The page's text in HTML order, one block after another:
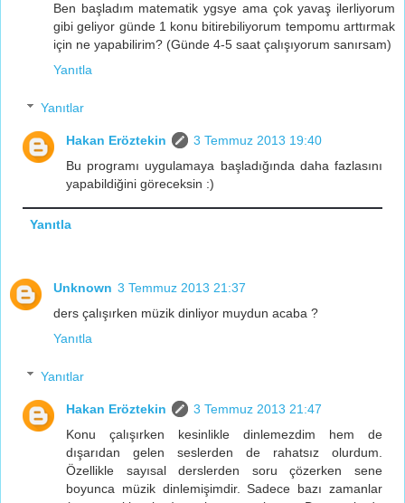
Ben başladım matematik ygsye ama çok yavaş ilerliyorum
gibi geliyor günde 1 konu bitirebiliyorum tempomu arttırmak
için ne yapabilirim? (Günde 4-5 saat çalışıyorum sanırsam)
Yanıtla
Yanıtlar
Hakan Eröztekin
3 Temmuz 2013 19:40
Bu programı uygulamaya başladığında daha fazlasını
yapabildiğini göreceksin :)
Yanıtla
Unknown 3 Temmuz 2013 21:37
ders çalışırken müzik dinliyor muydun acaba ?
Yanıtla
Yanıtlar
Hakan Eröztekin
3 Temmuz 2013 21:47
Konu çalışırken kesinlikle dinlemezdim hem de
dışarıdan gelen seslerden de rahatsız olurdum.
Özellikle sayısal derslerden soru çözerken sene
boyunca müzik dinlemişimdir. Sadece bazı zamanlar